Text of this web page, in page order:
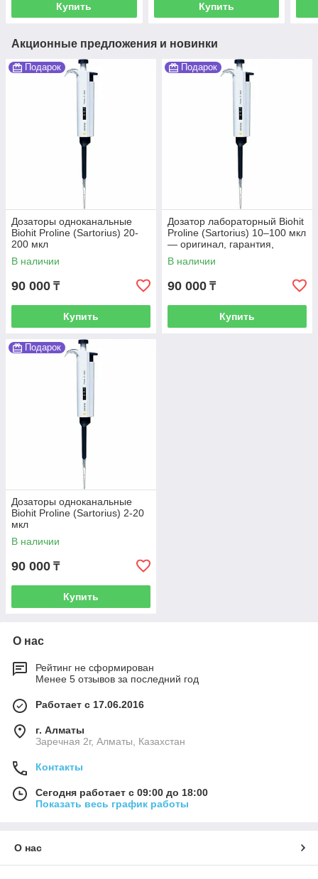
Купить Купить
Акционные предложения и новинки
Подарок
Дозаторы одноканальные
Biohit Proline (Sartorius) 20-
200 мкл
В наличии
90 000 ₸
Купить
Подарок
Дозатор лабораторный Biohit
Proline (Sartorius) 10–100 мкл
— оригинал, гарантия,
доставка по Казахстану
В наличии
90 000 ₸
Купить
Подарок
Дозаторы одноканальные
Biohit Proline (Sartorius) 2-20
мкл
В наличии
90 000 ₸
Купить
О нас
Рейтинг не сформирован
Менее 5 отзывов за последний год
Работает с 17.06.2016
г. Алматы
Заречная 2г, Алматы, Казахстан
Контакты
Сегодня работает с 09:00 до 18:00
Показать весь график работы
О нас